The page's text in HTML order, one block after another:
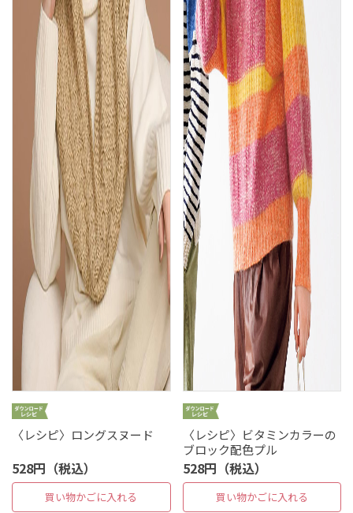
〈レシピ〉ロングスヌード
528円（税込）
買い物かごに入れる
〈レシピ〉ビタミンカラーの
ブロック配色プル
528円（税込）
買い物かごに入れる